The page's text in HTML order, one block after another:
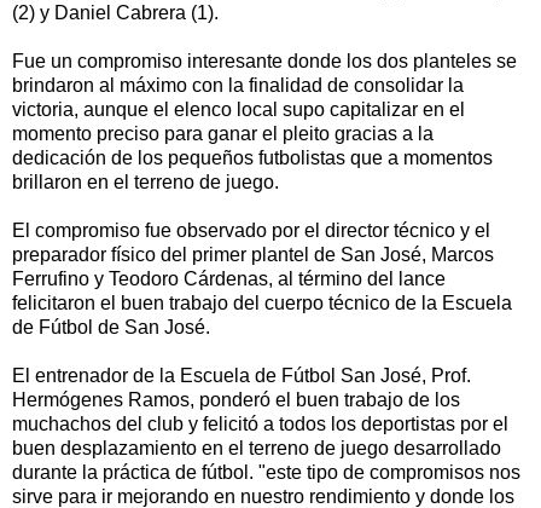
(2) y Daniel Cabrera (1).
Fue un compromiso interesante donde los dos planteles se
brindaron al máximo con la finalidad de consolidar la
victoria, aunque el elenco local supo capitalizar en el
momento preciso para ganar el pleito gracias a la
dedicación de los pequeños futbolistas que a momentos
brillaron en el terreno de juego.
El compromiso fue observado por el director técnico y el
preparador físico del primer plantel de San José, Marcos
Ferrufino y Teodoro Cárdenas, al término del lance
felicitaron el buen trabajo del cuerpo técnico de la Escuela
de Fútbol de San José.
El entrenador de la Escuela de Fútbol San José, Prof.
Hermógenes Ramos, ponderó el buen trabajo de los
muchachos del club y felicitó a todos los deportistas por el
buen desplazamiento en el terreno de juego desarrollado
durante la práctica de fútbol. "este tipo de compromisos nos
sirve para ir mejorando en nuestro rendimiento y donde los